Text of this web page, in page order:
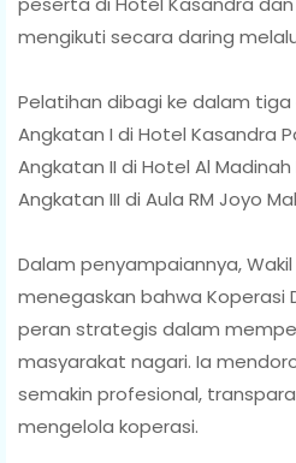
mengikuti secara daring
Pelatihan dibagi ke dalam
Angkatan I di Hotel Kasandra
Angkatan II di Hotel Al
Angkatan III di Aula RM Joyo
Dalam penyampaiannya,
menegaskan bahwa Koperasi
peran strategis dalam
masyarakat nagari. Ia
semakin profesional,
mengelola koperasi.